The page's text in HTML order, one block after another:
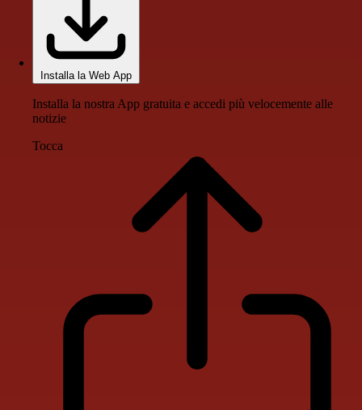
Installa la Web App
Installa la nostra App gratuita e accedi più velocemente alle
notizie
Tocca